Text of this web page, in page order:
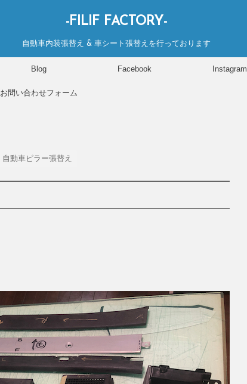
-FILIF FACTORY-
自動車内装張替え & 車シート張替えを行っております
Blog Facebook Instagram
お問い合わせフォーム
自動車ピラー張替え